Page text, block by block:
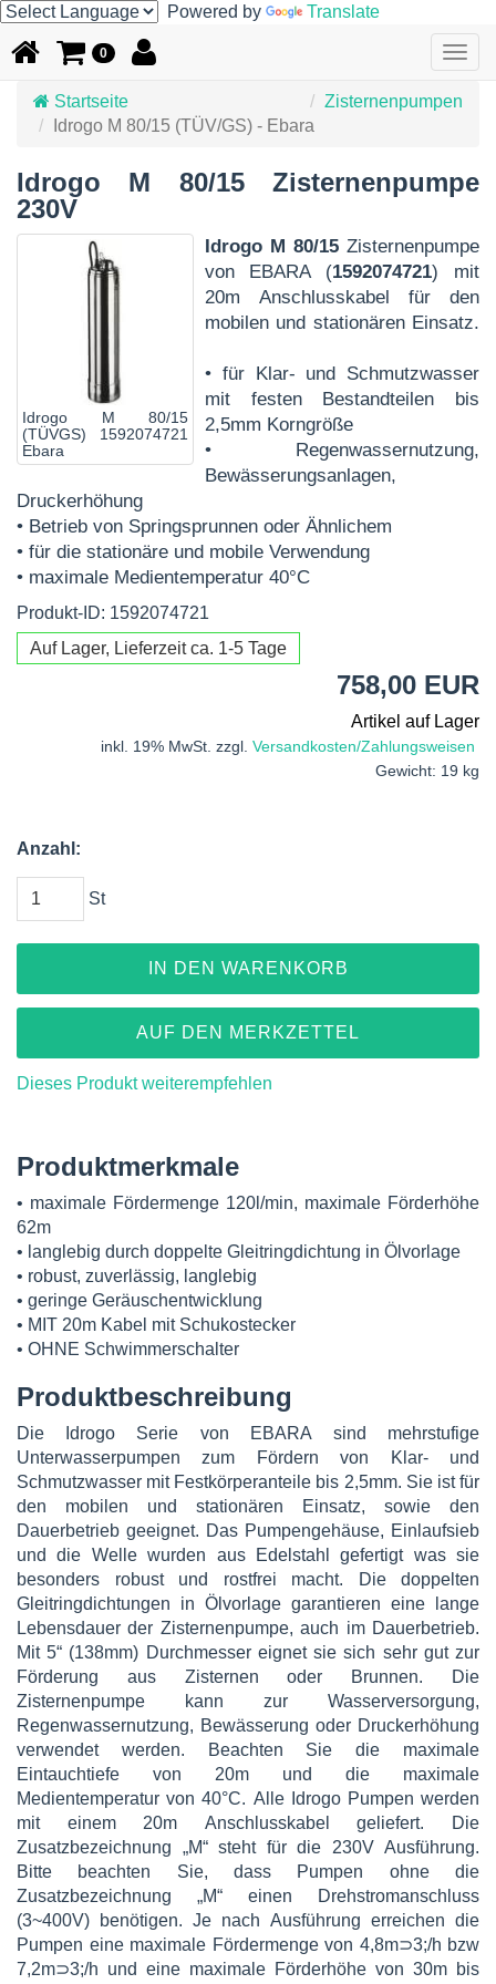
Powered by Translate
0
Startseite
Zisternenpumpen
Idrogo M 80/15 (TÜV/GS) - Ebara
Idrogo M 80/15 Zisternenpumpe
230V
Idrogo M 80/15
(TÜVGS) 1592074721
Ebara
Idrogo M 80/15 Zisternenpumpe
von EBARA (1592074721) mit
20m Anschlusskabel für den
mobilen und stationären Einsatz.
• für Klar- und Schmutzwasser
mit festen Bestandteilen bis
2,5mm Korngröße
• Regenwassernutzung,
Bewässerungsanlagen,
Druckerhöhung
• Betrieb von Springsprunnen oder Ähnlichem
• für die stationäre und mobile Verwendung
• maximale Medientemperatur 40°C
Produkt-ID: 1592074721
Auf Lager, Lieferzeit ca. 1-5 Tage
758,00 EUR
Artikel auf Lager
inkl. 19% MwSt. zzgl. Versandkosten/Zahlungsweisen
Gewicht: 19 kg
Anzahl:
St
IN DEN WARENKORB
AUF DEN MERKZETTEL
Dieses Produkt weiterempfehlen
Produktmerkmale
• maximale Fördermenge 120l/min, maximale Förderhöhe
62m
• langlebig durch doppelte Gleitringdichtung in Ölvorlage
• robust, zuverlässig, langlebig
• geringe Geräuschentwicklung
• MIT 20m Kabel mit Schukostecker
• OHNE Schwimmerschalter
Produktbeschreibung
Die Idrogo Serie von EBARA sind mehrstufige
Unterwasserpumpen zum Fördern von Klar- und
Schmutzwasser mit Festkörperanteile bis 2,5mm. Sie ist für
den mobilen und stationären Einsatz, sowie den
Dauerbetrieb geeignet. Das Pumpengehäuse, Einlaufsieb
und die Welle wurden aus Edelstahl gefertigt was sie
besonders robust und rostfrei macht. Die doppelten
Gleitringdichtungen in Ölvorlage garantieren eine lange
Lebensdauer der Zisternenpumpe, auch im Dauerbetrieb.
Mit 5“ (138mm) Durchmesser eignet sie sich sehr gut zur
Förderung aus Zisternen oder Brunnen. Die
Zisternenpumpe kann zur Wasserversorgung,
Regenwassernutzung, Bewässerung oder Druckerhöhung
verwendet werden. Beachten Sie die maximale
Eintauchtiefe von 20m und die maximale
Medientemperatur von 40°C. Alle Idrogo Pumpen werden
mit einem 20m Anschlusskabel geliefert. Die
Zusatzbezeichnung „M“ steht für die 230V Ausführung.
Bitte beachten Sie, dass Pumpen ohne die
Zusatzbezeichnung „M“ einen Drehstromanschluss
(3~400V) benötigen. Je nach Ausführung erreichen die
Pumpen eine maximale Fördermenge von 4,8m⊃3;/h bzw
7,2m⊃3;/h und eine maximale Förderhöhe von 30m bis